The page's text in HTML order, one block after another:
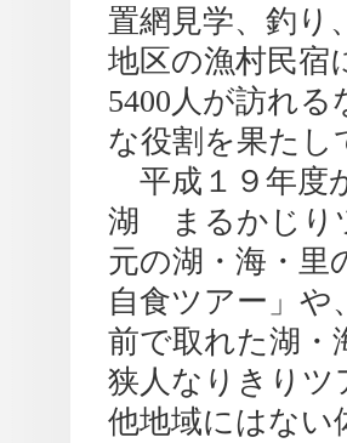
置網見学、釣り
地区の漁村民宿
5400人が訪れ
な役割を果たし
平成１９年度
湖 まるかじり
元の湖・海・里
自食ツアー」や
前で取れた湖・
狭人なりきりツ
他地域にはない